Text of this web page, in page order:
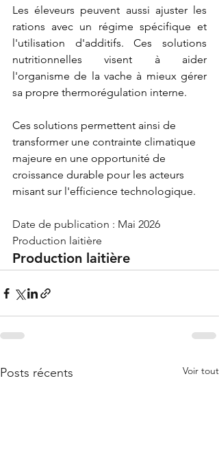
Les éleveurs peuvent aussi ajuster les
rations avec un régime spécifique et
l'utilisation d'additifs. Ces solutions
nutritionnelles visent à aider
l'organisme de la vache à mieux gérer
sa propre thermorégulation interne.
Ces solutions permettent ainsi de
transformer une contrainte climatique
majeure en une opportunité de
croissance durable pour les acteurs
misant sur l'efficience technologique.
Date de publication : Mai 2026
Production laitière
Production laitière
Posts récents Voir tout